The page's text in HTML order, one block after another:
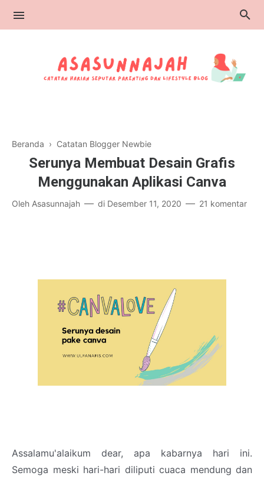
Catatan Parenting
Catatan Book Advisor
Beranda › Catatan Blogger Newbie
Serunya Membuat Desain Grafis
Menggunakan Aplikasi Canva
Oleh Asasunnajah di Desember 11, 2020 21 komentar
Assalamu'alaikum dear, apa kabarnya hari ini.
Semoga meski hari-hari diliputi cuaca mendung dan